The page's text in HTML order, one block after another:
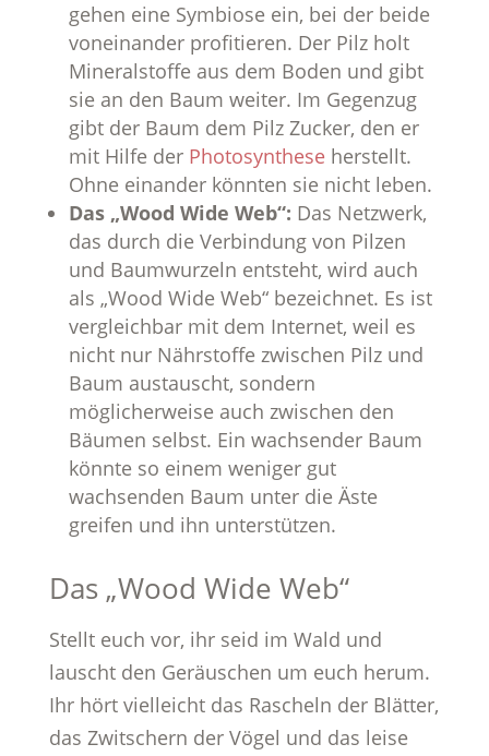
gehen eine Symbiose ein, bei der beide
voneinander profitieren. Der Pilz holt
Mineralstoffe aus dem Boden und gibt
sie an den Baum weiter. Im Gegenzug
gibt der Baum dem Pilz Zucker, den er
mit Hilfe der Photosyntheseherstellt.
Ohne einander könnten sie nicht leben.
Das „Wood Wide Web“: Das Netzwerk,
das durch die Verbindung von Pilzen
und Baumwurzeln entsteht, wird auch
als „Wood Wide Web“ bezeichnet. Es ist
vergleichbar mit dem Internet, weil es
nicht nur Nährstoffe zwischen Pilz und
Baum austauscht, sondern
möglicherweise auch zwischen den
Bäumen selbst. Ein wachsender Baum
könnte so einem weniger gut
wachsenden Baum unter die Äste
greifen und ihn unterstützen.
Das „Wood Wide Web“
Stellt euch vor, ihr seid im Wald und
lauscht den Geräuschen um euch herum.
Ihr hört vielleicht das Rascheln der Blätter,
das Zwitschern der Vögel und das leise